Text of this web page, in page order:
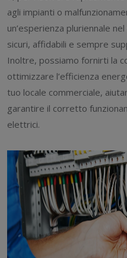
agli impianti o
un’esperienza pluriennale
sicuri, affidabili e sempre
Inoltre, possiamo fornirti la
ottimizzare l’efficienza
tuo locale commerciale,
garantire il corretto
elettrici.